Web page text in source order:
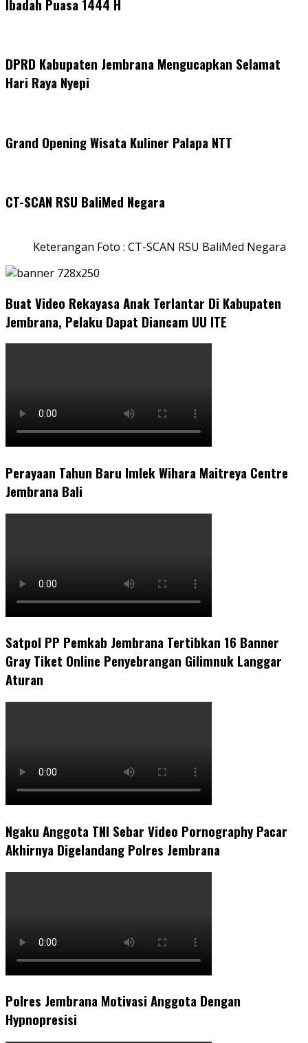
Ibadah Puasa 1444 H
DPRD Kabupaten Jembrana Mengucapkan Selamat
Hari Raya Nyepi
Grand Opening Wisata Kuliner Palapa NTT
CT-SCAN RSU BaliMed Negara
Keterangan Foto : CT-SCAN RSU BaliMed Negara
Buat Video Rekayasa Anak Terlantar Di Kabupaten
Jembrana, Pelaku Dapat Diancam UU ITE
Perayaan Tahun Baru Imlek Wihara Maitreya Centre
Jembrana Bali
Satpol PP Pemkab Jembrana Tertibkan 16 Banner
Gray Tiket Online Penyebrangan Gilimnuk Langgar
Aturan
Ngaku Anggota TNI Sebar Video Pornography Pacar
Akhirnya Digelandang Polres Jembrana
Polres Jembrana Motivasi Anggota Dengan
Hypnopresisi